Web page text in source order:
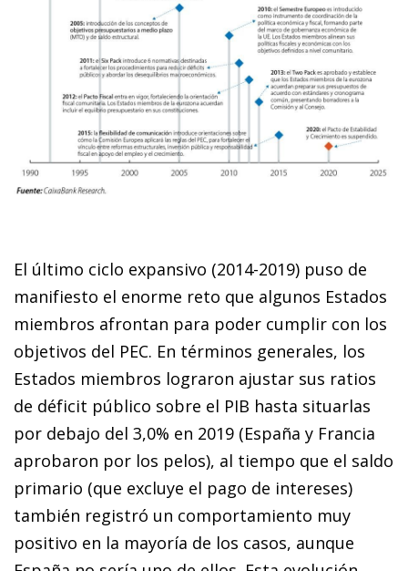
El último ciclo expansivo (2014-2019) puso de
manifiesto el enorme reto que algunos Estados
miembros afrontan para poder cumplir con los
objetivos del PEC. En términos generales, los
Estados miembros lograron ajustar sus ratios
de déficit público sobre el PIB hasta situarlas
por debajo del 3,0% en 2019 (España y Francia
aprobaron por los pelos), al tiempo que el saldo
primario (que excluye el pago de intereses)
también registró un comportamiento muy
positivo en la mayoría de los casos, aunque